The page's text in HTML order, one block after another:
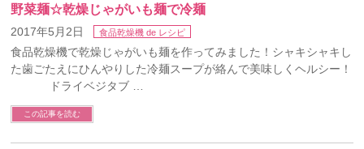
野菜麺☆乾燥じゃがいも麺で冷麺
2017年5月2日 食品乾燥機 de レシピ
食品乾燥機で乾燥じゃがいも麺を作ってみました！シャキシャキし
た歯ごたえにひんやりした冷麺スープが絡んで美味しくヘルシー！
ドライベジタブ …
この記事を読む